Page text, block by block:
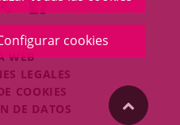
cookies
nueva.
ENLACE
A
UNA
APLICACIÓN
EXTERNA.
ENLACE
A
UNA
EXTERNA.
WEB
LEGALES
COOKIES
DE DATOS
"Volver